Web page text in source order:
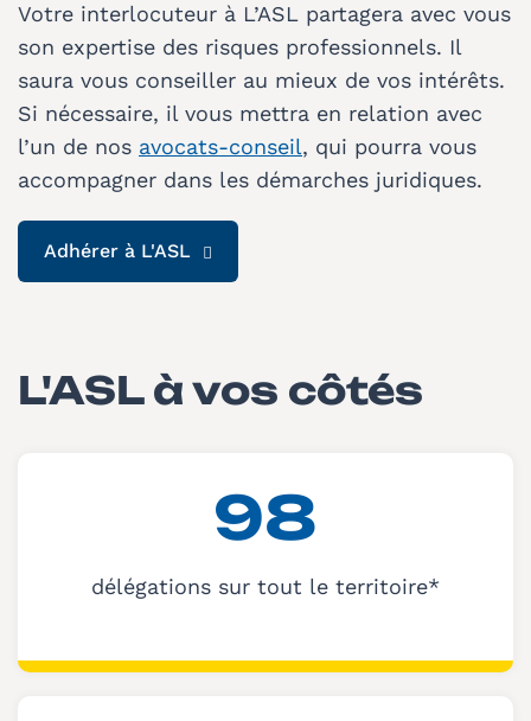
Votre interlocuteur à L’ASL partagera avec vous
son expertise des risques professionnels. Il
saura vous conseiller au mieux de vos intérêts.
Si nécessaire, il vous mettra en relation avec
l’un de nos avocats-conseil, qui pourra vous
accompagner dans les démarches juridiques.
Adhérer à L'ASL
L'ASL à vos côtés
98
délégations sur tout le territoire*